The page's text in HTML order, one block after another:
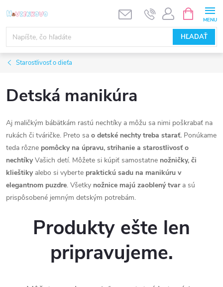
na
obsah
HĽADAŤ
KOŠÍK
Starostlivosť o dieťa
Detská manikúra
Aj maličkým bábätkám rastú nechtíky a môžu sa nimi poškrabať na
rukách či tváričke. Preto sa o detské nechty treba starať. Ponúkame
teda rôzne pomôcky na úpravu, strihanie a starostlivosť o
nechtíkyVašich detí. Môžete si kúpiť samostatne nožničky, či
klieštikyalebo si vyberte praktickú sadu na manikúru v
elegantnom puzdre. Všetky nožnice majú zaoblený tvara sú
prispôsobené jemným detským potrebám.
Produkty ešte len
pripravujeme.